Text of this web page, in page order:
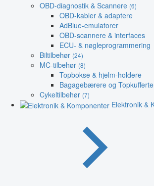
OBD-diagnostik & Scannere (6)
OBD-kabler & adaptere
AdBlue-emulatorer
OBD-scannere & interfaces
ECU- & nøgleprogrammering
Biltilbehør (24)
MC-tilbehør (8)
Topbokse & hjelm-holdere
Bagagebærere og
Cykeltilbehør (7)
Elektronik &